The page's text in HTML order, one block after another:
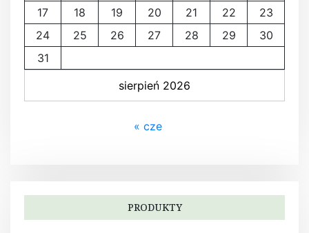
sierpień 2026
17
18 19 20 21 22
23
24
25 26 27 28 29
30
31
« cze
PRODUKTY